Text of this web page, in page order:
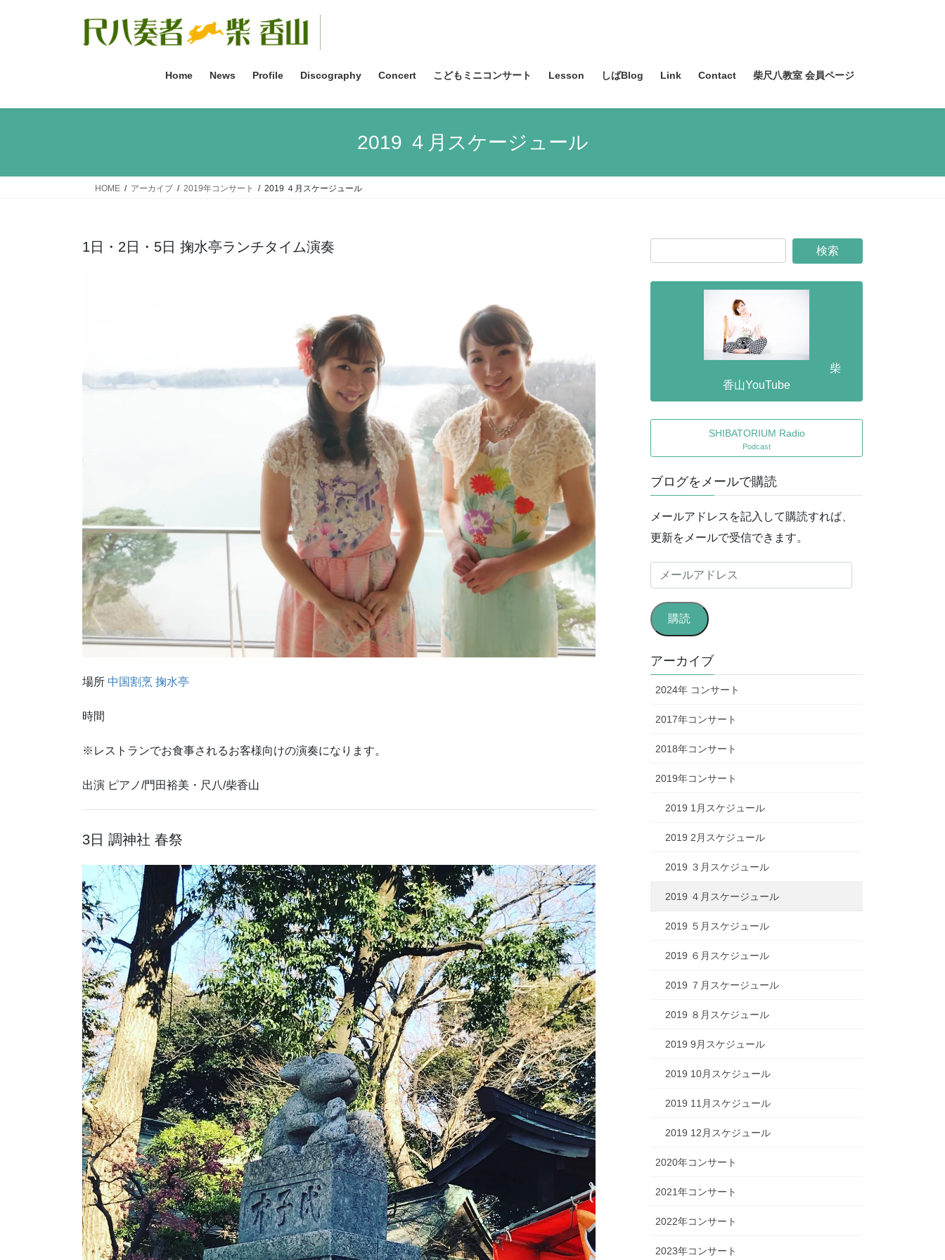
ス
ン
Home News Profile Discography Concert こどもミニコンサート Lesson しばBlog Link Contact 柴尺八教室 会員ページ
2019 ４月スケージュール
HOME アーカイブ 2019年コンサート 2019 ４月スケージュール
1日・2日・5日 掬水亭ランチタイム演奏
場所 中国割烹 掬水亭
時間
※レストランでお食事されるお客様向けの演奏になります。
出演 ピアノ/門田裕美・尺八/柴香山
3日 調神社 春祭
柴
香山YouTube
SHIBATORIUM Radio
Podcast
ブログをメールで購読
メールアドレスを記入して購読すれば、
更新をメールで受信できます。
ー
ル
ア
ド
レ
購読
アーカイブ
2024年 コンサート
2017年コンサート
2018年コンサート
2019年コンサート
2019 1月スケジュール
2019 2月スケジュール
2019 ３月スケジュール
2019 ４月スケージュール
2019 ５月スケジュール
2019 ６月スケジュール
2019 ７月スケージュール
2019 ８月スケジュール
2019 9月スケジュール
2019 10月スケジュール
2019 11月スケジュール
2019 12月スケジュール
2020年コンサート
2021年コンサート
2022年コンサート
2023年コンサート